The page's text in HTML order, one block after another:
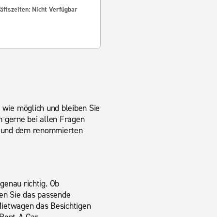
Nicht Verfügbar
möglich und bleiben Sie
gerne bei allen Fragen
dem renommierten
richtig. Ob
Sie das passende
das Besichtigen